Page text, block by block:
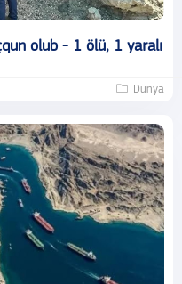
olub - 1 ölü, 1 yaralı
Dünya